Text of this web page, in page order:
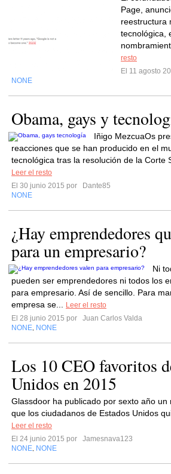
Page,
reestructura
tecnológica,
resto
El 11 agosto
NONE
Obama, gays y
Iñigo MezcuaOs
reacciones que se han producido en el
tecnológica tras la resolución de la Corte
Leer el resto
El 30 junio 2015 por
Dante85
NONE
¿Hay emprendedores
para un empresario?
Ni
pueden ser emprendedores ni todos los
para empresario. Así de sencillo. Para
empresa se...
Leer el resto
El 28 junio 2015 por
Juan Carlos Valda
NONE NONE
Los 10 CEO favoritos
Unidos en 2015
Glassdoor ha publicado por sexto año un
que los ciudadanos de Estados Unidos
Leer el resto
El 24 junio 2015 por
Jamesnava123
NONE NONE